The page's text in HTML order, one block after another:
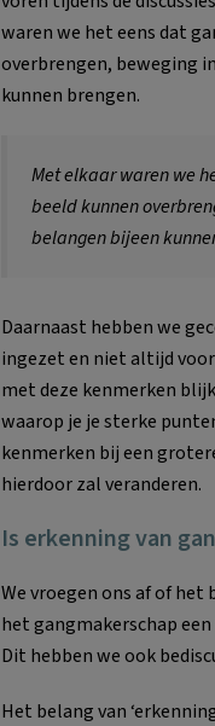
waren we het eens dat
overbrengen, beweging
kunnen brengen.
Met elkaar waren we
beeld kunnen
belangen bijeen
Daarnaast hebben we
ingezet en niet altijd
met deze kenmerken
waarop je je sterke
kenmerken bij een
hierdoor zal veranderen.
Is erkenning van
We vroegen ons af of het
het gangmakerschap
Dit hebben we ook
Het belang van